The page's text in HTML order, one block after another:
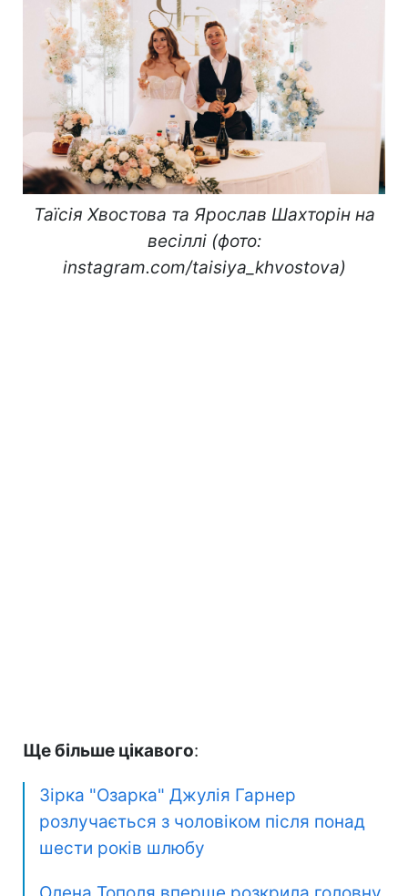
Таїсія Хвостова та Ярослав Шахторін на
весіллі (фото:
instagram.com/taisiya_khvostova)
Ще більше цікавого:
Зірка "Озарка" Джулія Гарнер
розлучається з чоловіком після понад
шести років шлюбу